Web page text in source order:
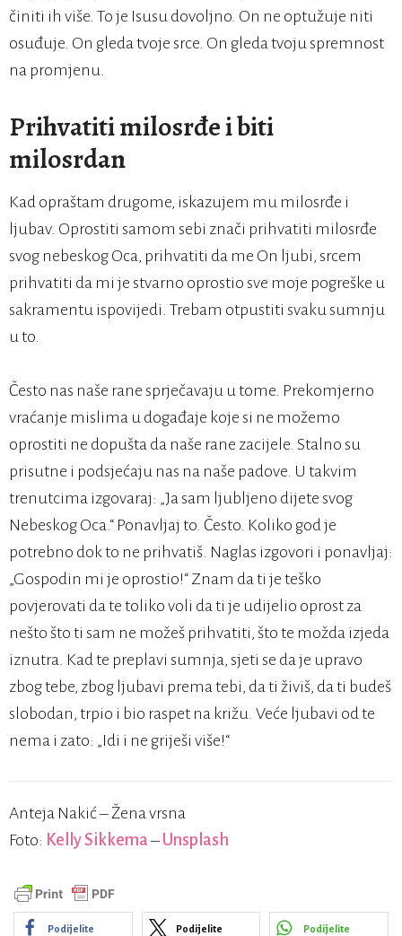
činiti ih više. To je Isusu dovoljno. On ne optužuje niti
osuđuje. On gleda tvoje srce. On gleda tvoju spremnost
na promjenu.
Prihvatiti milosrđe i biti
milosrdan
Kad opraštam drugome, iskazujem mu milosrđe i
ljubav. Oprostiti samom sebi znači prihvatiti milosrđe
svog nebeskog Oca, prihvatiti da me On ljubi, srcem
prihvatiti da mi je stvarno oprostio sve moje pogreške u
sakramentu ispovijedi. Trebam otpustiti svaku sumnju
u to.
Često nas naše rane sprječavaju u tome. Prekomjerno
vraćanje mislima u događaje koje si ne možemo
oprostiti ne dopušta da naše rane zacijele. Stalno su
prisutne i podsjećaju nas na naše padove. U takvim
trenutcima izgovaraj: „Ja sam ljubljeno dijete svog
Nebeskog Oca.“ Ponavljaj to. Često. Koliko god je
potrebno dok to ne prihvatiš. Naglas izgovori i ponavljaj:
„Gospodin mi je oprostio!“ Znam da ti je teško
povjerovati da te toliko voli da ti je udijelio oprost za
nešto što ti sam ne možeš prihvatiti, što te možda izjeda
iznutra. Kad te preplavi sumnja, sjeti se da je upravo
zbog tebe, zbog ljubavi prema tebi, da ti živiš, da ti budeš
slobodan, trpio i bio raspet na križu. Veće ljubavi od te
nema i zato: „Idi i ne griješi više!“
Anteja Nakić – Žena vrsna
Foto: Kelly Sikkema– Unsplash
Podijelite Podijelite Podijelite